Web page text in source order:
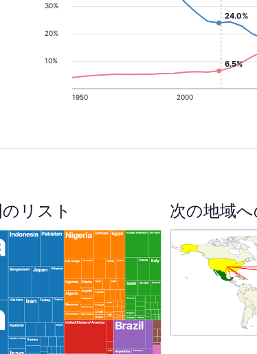
10%
20%
30%
1950 2000
24.0%
6.5%
リスト 次の地域